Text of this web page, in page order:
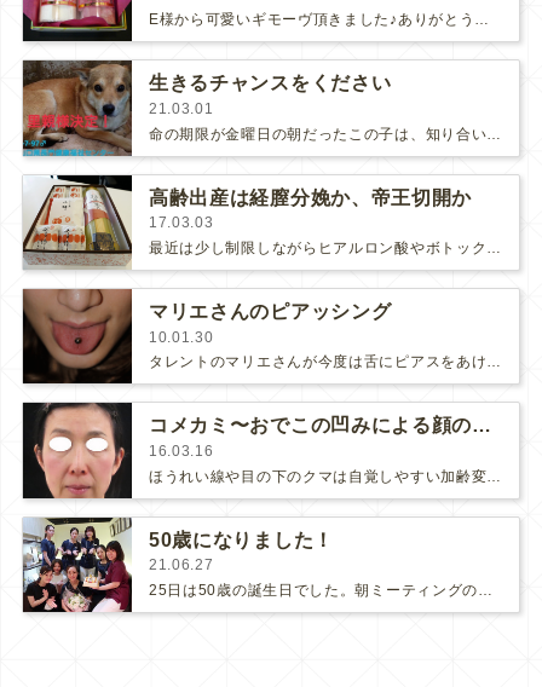
E様から可愛いギモーヴ頂きました♪ありがとうございます！E様は挙式の前に背中のにきびとニキビ跡を治療なさいました。こちらが治療…
生きるチャンスをください
21.03.01
高齢出産は経膣分娩か、帝王切開か
17.03.03
最近は少し制限しながらヒアルロン酸やボトックスの治療をさせて頂いています。患者様とお話して、治療して、喜んで頂いて...「やっ…
マリエさんのピアッシング
10.01.30
タレントのマリエさんが今度は舌にピアスをあけに来て下さいました。（前回の軟骨ピアスはこちら）マリエさんも、あけた後、「なんか…
コメカミ〜おでこの凹みによる顔の変化
16.03.16
50歳になりました！
21.06.27
25日は50歳の誕生日でした。朝ミーティングの時にスタッフたちが可愛いケーキを用意してお祝いしてくれました。感激しました！！！(…